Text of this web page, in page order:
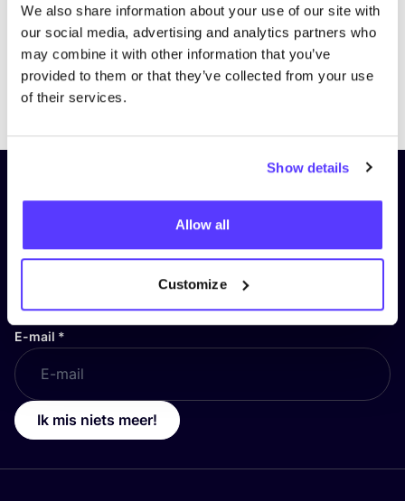
We also share information about your use of our site with
our social media, advertising and analytics partners who
may combine it with other information that you’ve
provided to them or that they’ve collected from your use
of their services.
Show details
Allow all
Customize
en blijf op de hoogte!
Voornaam*
E-mail *
Ik mis niets meer!